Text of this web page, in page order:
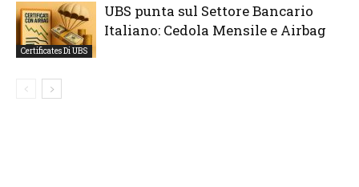
Certificates Di UBS
UBS punta sul Settore Bancario
Italiano: Cedola Mensile e Airbag